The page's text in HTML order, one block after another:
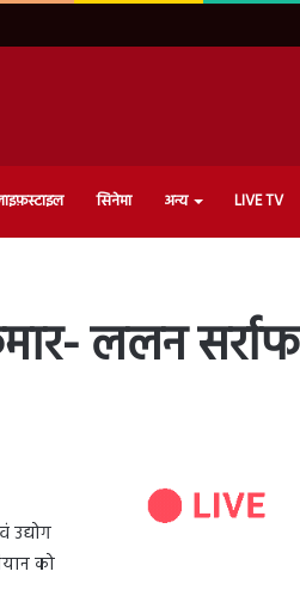
सिनेमा अन्य LIVE TV
ललन सर्राफ
को